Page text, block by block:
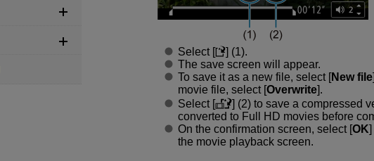
Select [
] (1).
The save screen will appear.
To save it as a new file, select [New file
movie file, select [Overwrite].
Select [
] (2) to save a compressed
converted to Full HD movies before
On the confirmation screen, select [OK]
the movie playback screen.